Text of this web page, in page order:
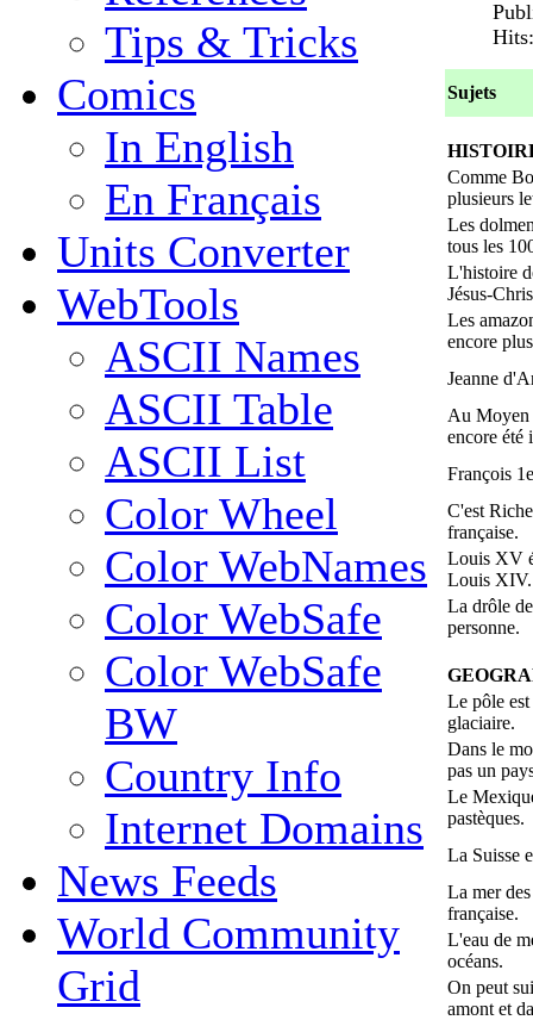
Tips & Tricks
Comics
In English
En Français
Units Converter
WebTools
ASCII Names
ASCII Table
ASCII List
Color Wheel
Color WebNames
Color WebSafe
Color WebSafe
BW
Country Info
Internet Domains
News Feeds
World Community
Grid
Sujets
Comme
plusieurs
Les
tous les
L'histoire
Jésus-
Les
encore
Jeanne
Au Moyen
encore été
François
C'est
française.
Louis XV
Louis XIV.
La drôle
personne.
Le pôle
glaciaire.
Dans le
pas un
Le
pastèques.
La Suisse
La mer
française.
L'eau de
océans.
On peut
amont et